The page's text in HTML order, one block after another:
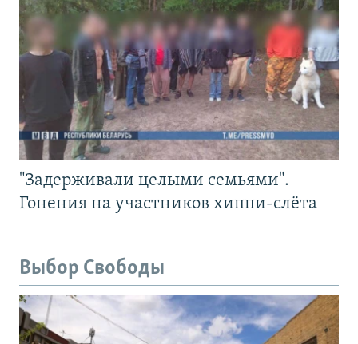
"Задерживали целыми семьями".
Гонения на участников хиппи-слёта
Выбор Свободы